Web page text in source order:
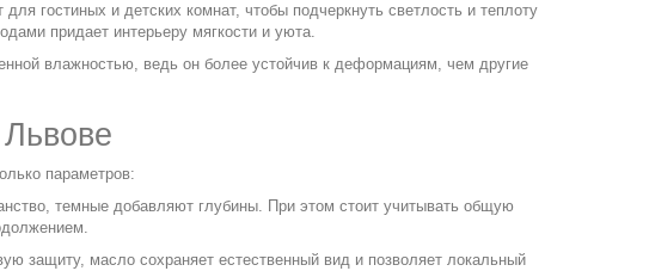
гостиных и детских комнат, чтобы подчеркнуть светлость и теплоту
придает интерьеру мягкости и уюта.
влажностью, ведь он более устойчив к деформациям, чем другие
параметров:
темные добавляют глубины. При этом стоит учитывать общую
защиту, масло сохраняет естественный вид и позволяет локальный